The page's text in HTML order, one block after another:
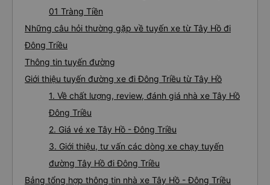
01 Tràng Tiền
Những câu hỏi thường gặp về tuyến xe từ Tây Hồ đi
Đông Triều
Thông tin tuyến đường
Giới thiệu tuyến đường xe đi Đông Triều từ Tây Hồ
1. Về chất lượng, review, đánh giá nhà xe Tây Hồ
Đông Triều
2. Giá vé xe Tây Hồ - Đông Triều
3. Giới thiệu, tư vấn các dòng xe chạy tuyến
đường Tây Hồ đi Đông Triều
Bảng tổng hợp thông tin nhà xe Tây Hồ - Đông Triều